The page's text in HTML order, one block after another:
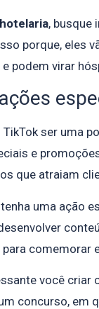
, busque
porque, eles
podem virar
ser uma
e
que atraiam
uma ação
comemorar
você criar
concurso, em